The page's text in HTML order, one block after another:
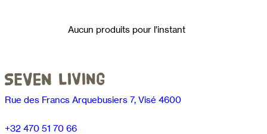
Aucun produits pour l’instant
Rue des Francs Arquebusiers 7, Visé 4600
+32 470 51 70 66